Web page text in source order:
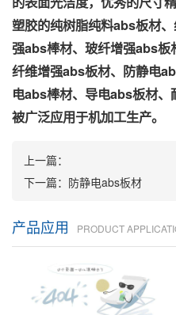
塑胶的纯树脂纯料abs板材
强abs棒材、玻纤增强abs
纤维增强abs板材、防静电
电abs棒材、导电abs板材
被广泛应用于机加工生产。
上一篇：
下一篇： 防静电abs板材
产品应用 PRODUCT